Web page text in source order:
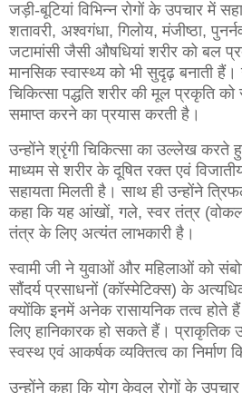
जड़ी-बूटियां विभिन्न रोगों के उपचार में
शतावरी, अश्वगंधा, गिलोय, मंजीष्ठा,
जटामांसी जैसी औषधियां शरीर को बल
मानसिक स्वास्थ्य को भी सुदृढ़ बनाती
चिकित्सा पद्धति शरीर की मूल प्रकृति
समाप्त करने का प्रयास करती है।
उन्होंने श्रृंगी चिकित्सा का उल्लेख करते
माध्यम से शरीर के दूषित रक्त एवं
सहायता मिलती है। साथ ही उन्होंने
कहा कि यह आंखों, गले, स्वर तंत्र (वोकल
तंत्र के लिए अत्यंत लाभकारी है।
स्वामी जी ने युवाओं और महिलाओं को
सौंदर्य प्रसाधनों (कॉस्मेटिक्स) के
क्योंकि इनमें अनेक रासायनिक तत्व होते
लिए हानिकारक हो सकते हैं। प्राकृतिक
स्वस्थ एवं आकर्षक व्यक्तित्व का निर्माण
उन्होंने कहा कि योग केवल रोगों के